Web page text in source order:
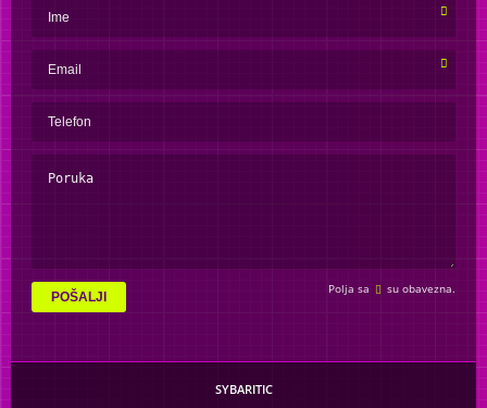
Polja sa su obavezna.
POŠALJI
SYBARITIC